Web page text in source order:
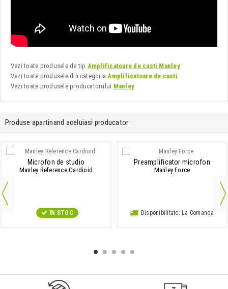
Vezi toate produsele de tip Amplificatoare de casti Manley
Vezi toate produsele din categoria Amplificatoare de casti
Vezi toate produsele producatorului Manley
Produse apartinand aceluiasi producator
Microfon de studio
Manley Reference Cardioid
IN STOC
Preamplificator microfon
Manley Force
Disponibilitate: La Comanda